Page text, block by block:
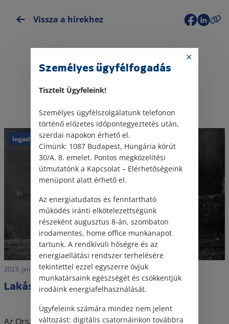
Vissza a hírekhez
Kapcsolódó jogi hírek
Ingatlan Kártérítés
2023. január 17. • LegitiMoadmin
Lakástűz és kártérítés
Az Országos Katasztrófavédelmi Főigazgatóság
Személyes ügyfélfogadás
Tisztelt Ügyfeleink!
Személyes ügyfélszolgálatunk telefonon
történő előzetes időpontegyeztetés után,
szerdai napokon érhető el.
Címünk: 1087 Budapest, Hungária körút
30/A. 8. emelet. Pontos megközelítési
útmutatónk a Kapcsolat – Elérhetőségeink
menüpont alatt érhető el.
Az energiatudatos és fenntartható
működés iránti elkötelezettségünk
részeként augusztus 8-án, szombaton
irodamentes, home office munkanapot
tartunk. A rendkívüli hőségre és az
energiaellátási rendszer terhelésére
tekintettel ezzel egyszerre óvjuk
munkatársaink egészségét és csökkentjük
irodáink energiafelhasználását.
Ügyfeleink számára mindez nem jelent
változást: digitális csatornáinkon továbbra